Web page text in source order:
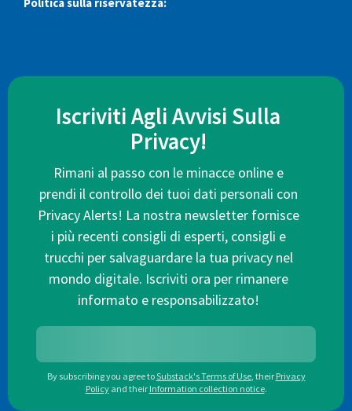
Politica sulla riservatezza:
Iscriviti Agli Avvisi Sulla
Privacy!
Rimani al passo con le minacce online e
prendi il controllo dei tuoi dati personali con
Privacy Alerts! La nostra newsletter fornisce
i più recenti consigli di esperti, consigli e
trucchi per salvaguardare la tua privacy nel
mondo digitale. Iscriviti ora per rimanere
informato e responsabilizzato!
By subscribing you agree toSubstack's Terms of Use, their Privacy
Policy and their Information collection notice.